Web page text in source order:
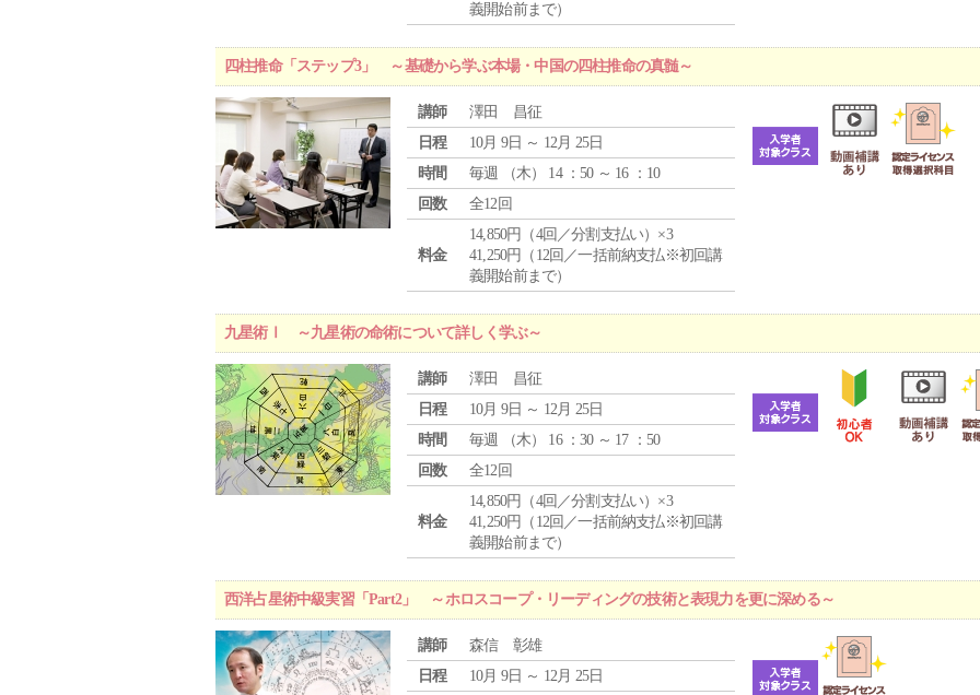
義開始前まで）
四柱推命「ステップ3」 ～基礎から学ぶ本場・中国の四柱推命の真髄～
講師
澤田 昌征
日程
10月 9日 ～ 12月 25日
時間
毎週 （木） 14 ：50 ～ 16 ：10
回数
全12回
料金
14,850円（4回／分割支払い）×3
41,250円（12回／一括前納支払※初回講
義開始前まで）
九星術Ⅰ ～九星術の命術について詳しく学ぶ～
講師
澤田 昌征
日程
10月 9日 ～ 12月 25日
時間
毎週 （木） 16 ：30 ～ 17 ：50
回数
全12回
料金
14,850円（4回／分割支払い）×3
41,250円（12回／一括前納支払※初回講
義開始前まで）
西洋占星術中級実習「Part2」 ～ホロスコープ・リーディングの技術と表現力を更に深める～
講師
森信 彰雄
日程
10月 9日 ～ 12月 25日